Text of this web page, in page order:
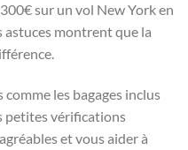
sur un vol New York en
astuces montrent que la
les bagages inclus
petites vérifications
et vous aider à